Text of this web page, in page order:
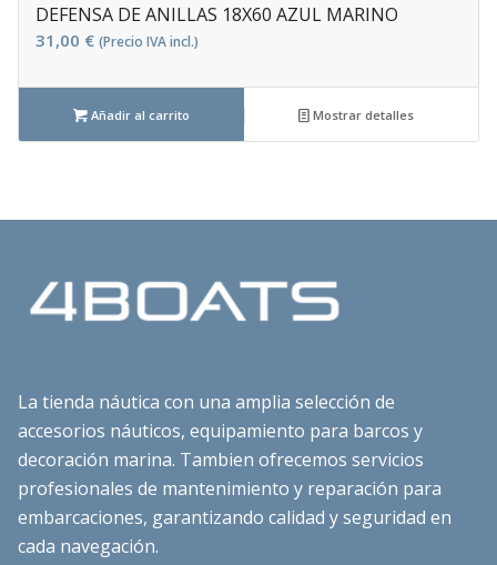
DEFENSA DE ANILLAS 18X60 AZUL MARINO
31,00 € (Precio IVA incl.)
Añadir al carrito Mostrar detalles
La tienda náutica con una amplia selección de
accesorios náuticos, equipamiento para barcos y
decoración marina. Tambien ofrecemos servicios
profesionales de mantenimiento y reparación para
embarcaciones, garantizando calidad y seguridad en
cada navegación.